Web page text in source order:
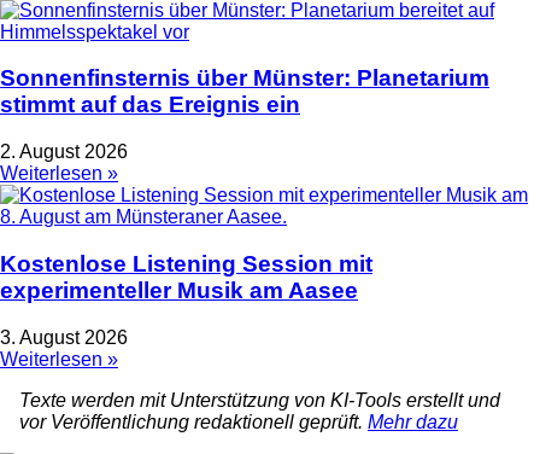
Sonnenfinsternis über Münster: Planetarium
stimmt auf das Ereignis ein
2. August 2026
Weiterlesen »
Kostenlose Listening Session mit
experimenteller Musik am Aasee
3. August 2026
Weiterlesen »
Texte werden mit Unterstützung von KI-Tools erstellt und
vor Veröffentlichung redaktionell geprüft. Mehr dazu